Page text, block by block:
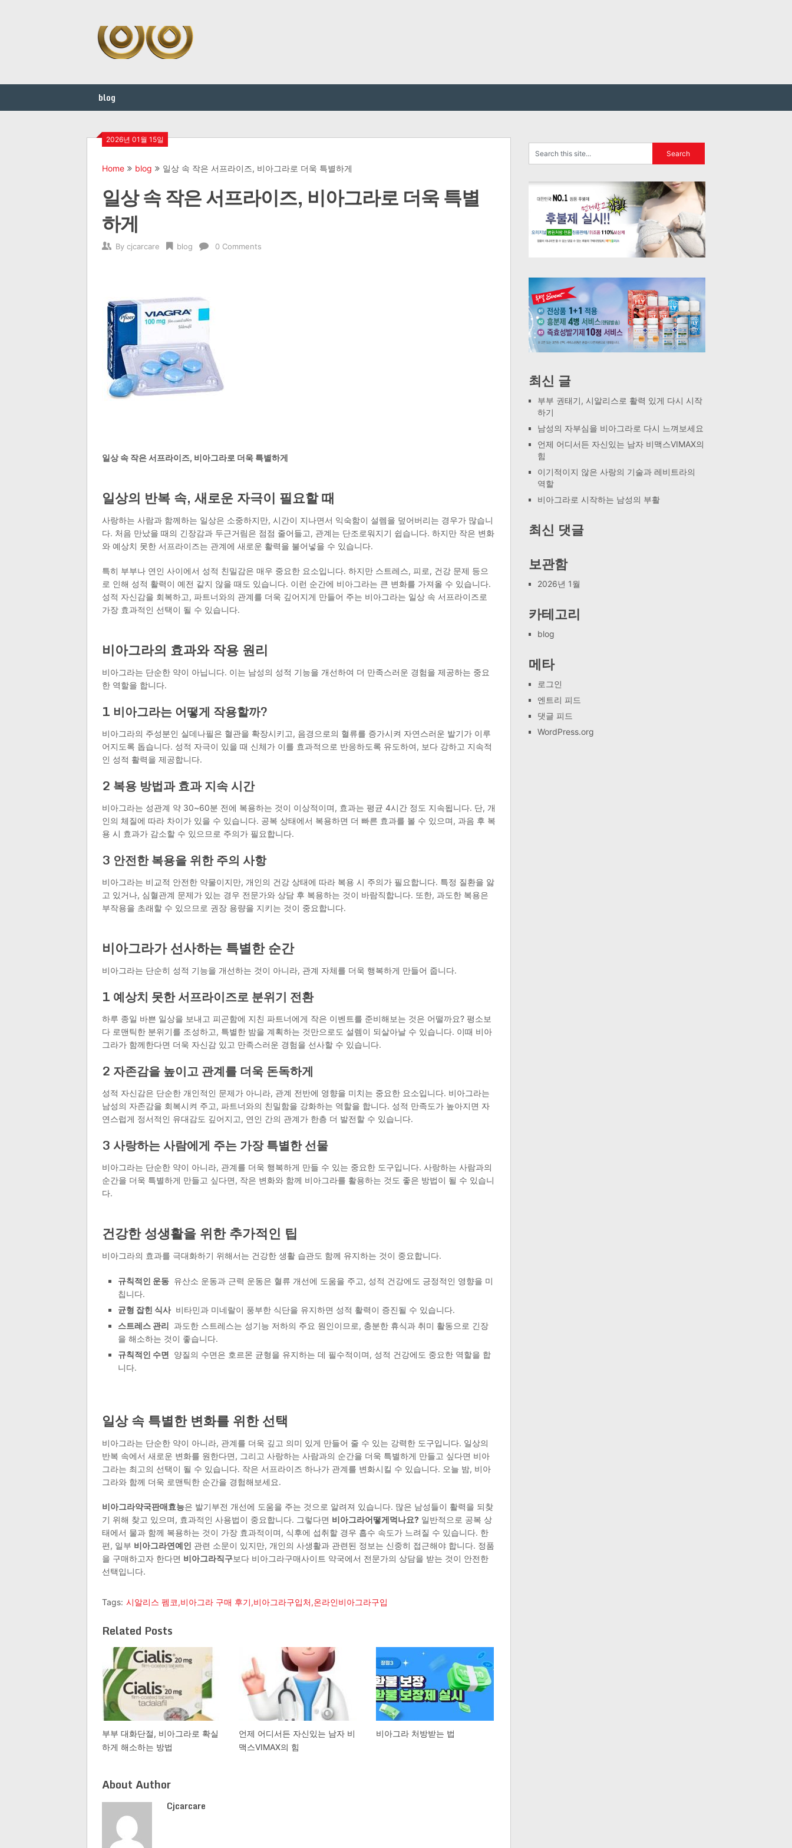
blog
2026년 01월 15일
Home blog 일상 속 작은 서프라이즈, 비아그라로 더욱 특별하게
일상 속 작은 서프라이즈, 비아그라로 더욱 특별
하게
By cjcarcare blog 0 Comments
일상 속 작은 서프라이즈, 비아그라로 더욱 특별하게
일상의 반복 속, 새로운 자극이 필요할 때
사랑하는 사람과 함께하는 일상은 소중하지만, 시간이 지나면서 익숙함이 설렘을 덮어버리는 경우가 많습니
다. 처음 만났을 때의 긴장감과 두근거림은 점점 줄어들고, 관계는 단조로워지기 쉽습니다. 하지만 작은 변화
와 예상치 못한 서프라이즈는 관계에 새로운 활력을 불어넣을 수 있습니다.
특히 부부나 연인 사이에서 성적 친밀감은 매우 중요한 요소입니다. 하지만 스트레스, 피로, 건강 문제 등으
로 인해 성적 활력이 예전 같지 않을 때도 있습니다. 이런 순간에 비아그라는 큰 변화를 가져올 수 있습니다.
성적 자신감을 회복하고, 파트너와의 관계를 더욱 깊어지게 만들어 주는 비아그라는 일상 속 서프라이즈로
가장 효과적인 선택이 될 수 있습니다.
비아그라의 효과와 작용 원리
비아그라는 단순한 약이 아닙니다. 이는 남성의 성적 기능을 개선하여 더 만족스러운 경험을 제공하는 중요
한 역할을 합니다.
1 비아그라는 어떻게 작용할까?
비아그라의 주성분인 실데나필은 혈관을 확장시키고, 음경으로의 혈류를 증가시켜 자연스러운 발기가 이루
어지도록 돕습니다. 성적 자극이 있을 때 신체가 이를 효과적으로 반응하도록 유도하여, 보다 강하고 지속적
인 성적 활력을 제공합니다.
2 복용 방법과 효과 지속 시간
비아그라는 성관계 약 30~60분 전에 복용하는 것이 이상적이며, 효과는 평균 4시간 정도 지속됩니다. 단, 개
인의 체질에 따라 차이가 있을 수 있습니다. 공복 상태에서 복용하면 더 빠른 효과를 볼 수 있으며, 과음 후 복
용 시 효과가 감소할 수 있으므로 주의가 필요합니다.
3 안전한 복용을 위한 주의 사항
비아그라는 비교적 안전한 약물이지만, 개인의 건강 상태에 따라 복용 시 주의가 필요합니다. 특정 질환을 앓
고 있거나, 심혈관계 문제가 있는 경우 전문가와 상담 후 복용하는 것이 바람직합니다. 또한, 과도한 복용은
부작용을 초래할 수 있으므로 권장 용량을 지키는 것이 중요합니다.
비아그라가 선사하는 특별한 순간
비아그라는 단순히 성적 기능을 개선하는 것이 아니라, 관계 자체를 더욱 행복하게 만들어 줍니다.
1 예상치 못한 서프라이즈로 분위기 전환
하루 종일 바쁜 일상을 보내고 피곤함에 지친 파트너에게 작은 이벤트를 준비해보는 것은 어떨까요? 평소보
다 로맨틱한 분위기를 조성하고, 특별한 밤을 계획하는 것만으로도 설렘이 되살아날 수 있습니다. 이때 비아
그라가 함께한다면 더욱 자신감 있고 만족스러운 경험을 선사할 수 있습니다.
2 자존감을 높이고 관계를 더욱 돈독하게
성적 자신감은 단순한 개인적인 문제가 아니라, 관계 전반에 영향을 미치는 중요한 요소입니다. 비아그라는
남성의 자존감을 회복시켜 주고, 파트너와의 친밀함을 강화하는 역할을 합니다. 성적 만족도가 높아지면 자
연스럽게 정서적인 유대감도 깊어지고, 연인 간의 관계가 한층 더 발전할 수 있습니다.
3 사랑하는 사람에게 주는 가장 특별한 선물
비아그라는 단순한 약이 아니라, 관계를 더욱 행복하게 만들 수 있는 중요한 도구입니다. 사랑하는 사람과의
순간을 더욱 특별하게 만들고 싶다면, 작은 변화와 함께 비아그라를 활용하는 것도 좋은 방법이 될 수 있습니
다.
건강한 성생활을 위한 추가적인 팁
비아그라의 효과를 극대화하기 위해서는 건강한 생활 습관도 함께 유지하는 것이 중요합니다.
규칙적인 운동유산소 운동과 근력 운동은 혈류 개선에 도움을 주고, 성적 건강에도 긍정적인 영향을 미
칩니다.
균형 잡힌 식사비타민과 미네랄이 풍부한 식단을 유지하면 성적 활력이 증진될 수 있습니다.
스트레스 관리 과도한 스트레스는 성기능 저하의 주요 원인이므로, 충분한 휴식과 취미 활동으로 긴장
을 해소하는 것이 좋습니다.
규칙적인 수면 양질의 수면은 호르몬 균형을 유지하는 데 필수적이며, 성적 건강에도 중요한 역할을 합
니다.
일상 속 특별한 변화를 위한 선택
비아그라는 단순한 약이 아니라, 관계를 더욱 깊고 의미 있게 만들어 줄 수 있는 강력한 도구입니다. 일상의
반복 속에서 새로운 변화를 원한다면, 그리고 사랑하는 사람과의 순간을 더욱 특별하게 만들고 싶다면 비아
그라는 최고의 선택이 될 수 있습니다. 작은 서프라이즈 하나가 관계를 변화시킬 수 있습니다. 오늘 밤, 비아
그라와 함께 더욱 로맨틱한 순간을 경험해보세요.
비아그라약국판매효능은 발기부전 개선에 도움을 주는 것으로 알려져 있습니다. 많은 남성들이 활력을 되찾
기 위해 찾고 있으며, 효과적인 사용법이 중요합니다. 그렇다면 비아그라어떻게먹나요? 일반적으로 공복 상
태에서 물과 함께 복용하는 것이 가장 효과적이며, 식후에 섭취할 경우 흡수 속도가 느려질 수 있습니다. 한
편, 일부 비아그라연예인 관련 소문이 있지만, 개인의 사생활과 관련된 정보는 신중히 접근해야 합니다. 정품
을 구매하고자 한다면 비아그라직구보다 비아그라구매사이트 약국에서 전문가의 상담을 받는 것이 안전한
선택입니다.
Tags: 시알리스 펨코,비아그라 구매 후기,비아그라구입처,온라인비아그라구입
Related Posts
부부 대화단절, 비아그라로 확실
하게 해소하는 방법
언제 어디서든 자신있는 남자 비
맥스VIMAX의 힘
비아그라 처방받는 법
About Author
Cjcarcare
최신 글
부부 권태기, 시알리스로 활력 있게 다시 시작
하기
남성의 자부심을 비아그라로 다시 느껴보세요
언제 어디서든 자신있는 남자 비맥스VIMAX의
힘
이기적이지 않은 사랑의 기술과 레비트라의
역할
비아그라로 시작하는 남성의 부활
최신 댓글
보관함
2026년 1월
카테고리
blog
메타
로그인
엔트리 피드
댓글 피드
WordPress.org